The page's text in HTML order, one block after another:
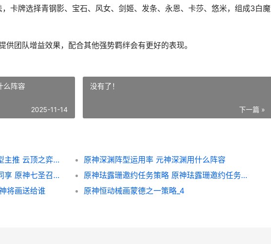
卡牌选择青钢影、宝石、风女、剑姬、发条、永恩、卡莎、悠米，组成3白魔
供团队增益效果，配合其他强势羁绊会有更好的表现。
么阵容
2025-11-14
没有了！
下一篇 »
云顶之弈白魔法师羁绊强势阵型主推 云顶之弈白魔法师阵容
原神深渊阵型运用率 元神深渊用什么阵容
原神七圣召唤国家队卡组模式同享 原神七圣召唤国家队
原神珐露珊邀约任务策略 原神珐露珊邀约任务堆栈塔_1
将画送给谁
原神恒动械画蒙德之一策略_4